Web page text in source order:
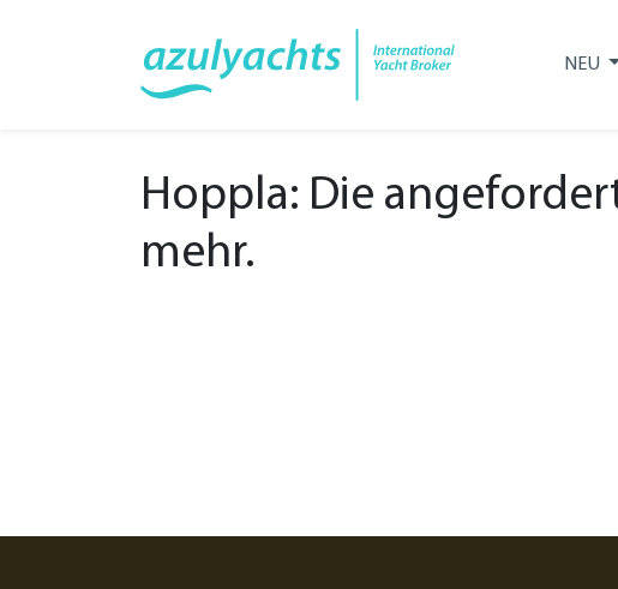
NEU
Hoppla: Die
mehr.